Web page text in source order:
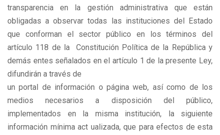
transparencia en la gestión administrativa que están
obligadas a observar todas las instituciones del Estado
que conforman el sector público en los términos del
artículo 118 de la Constitución Política de la República y
demás entes señalados en el artículo 1 de la presente Ley,
difundirán a través de
un portal de información o página web, así como de los
medios necesarios a disposición del público,
implementados en la misma institución, la siguiente
información mínima act ualizada, que para efectos de esta